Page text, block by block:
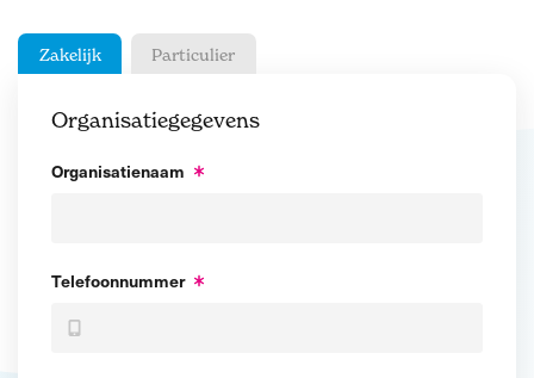
Zakelijk Particulier
Organisatiegegevens
Organisatienaam
Telefoonnummer